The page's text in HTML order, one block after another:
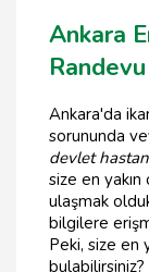
Ankara
Ankara'da
sorununda
devlet
size en
ulaşmak
bilgilere
Peki, size en